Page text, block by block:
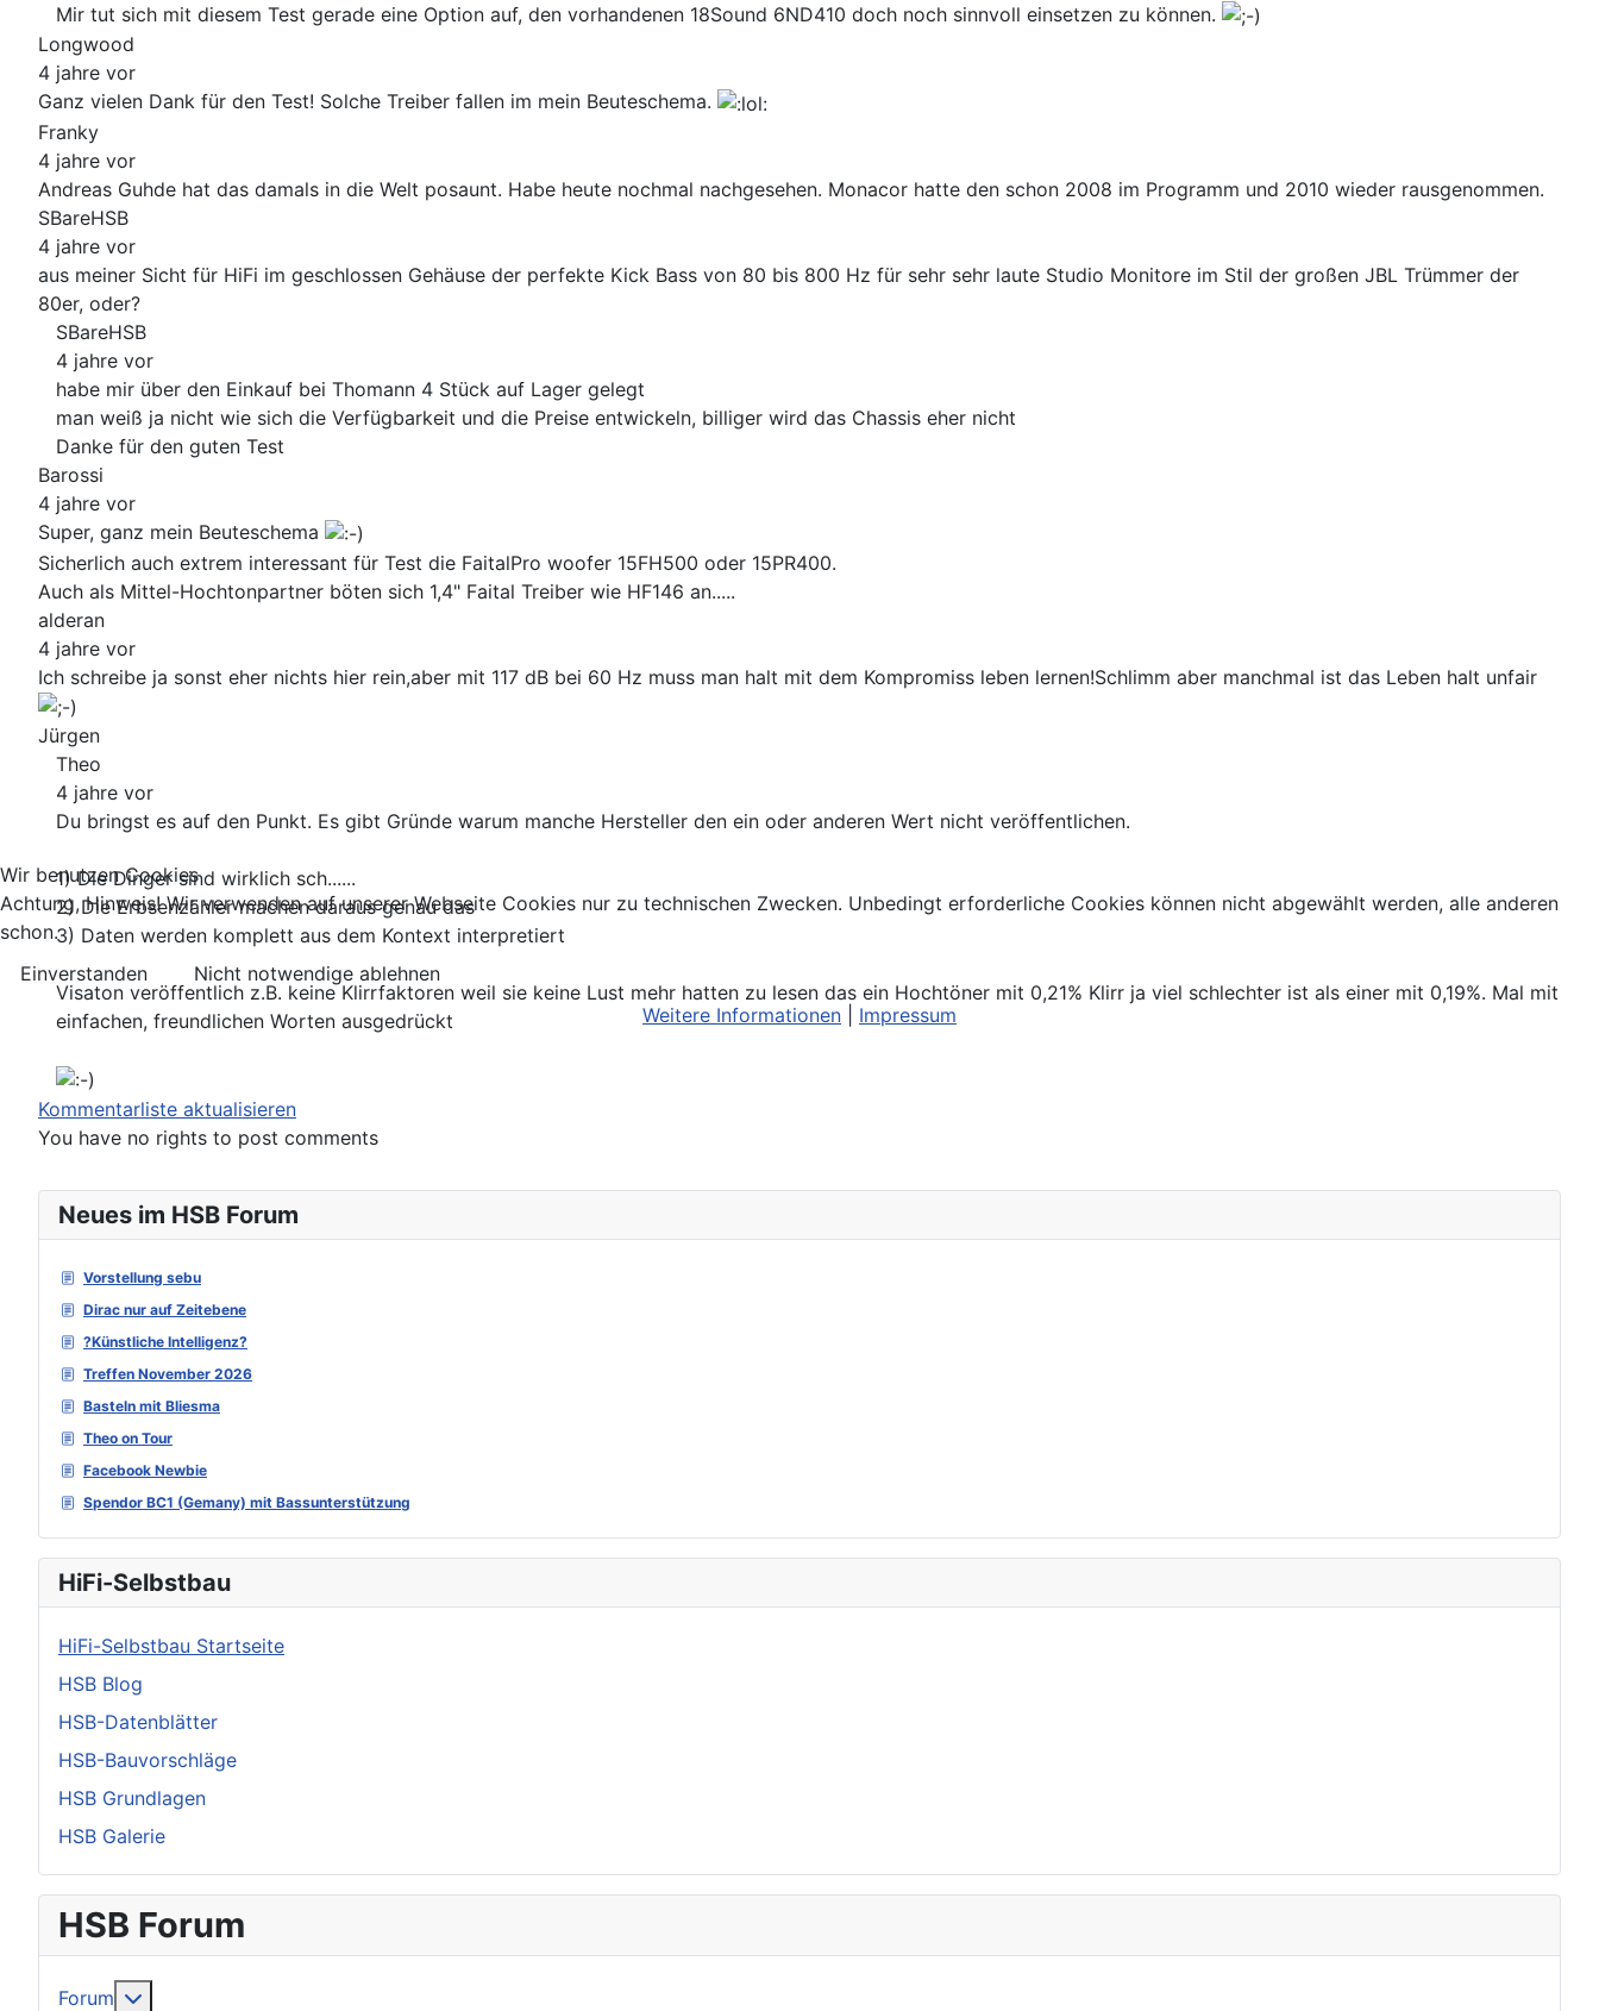
Neues im HSB Forum
Vorstellung sebu
Dirac nur auf Zeitebene
?Künstliche Intelligenz?
Treffen November 2026
Basteln mit Bliesma
Theo on Tour
Facebook Newbie
Spendor BC1 (Gemany) mit Bassunterstützung
HiFi-Selbstbau
HiFi-Selbstbau Startseite
HSB Blog
HSB-Datenblätter
HSB-Bauvorschläge
HSB Grundlagen
HSB Galerie
HSB Forum
Forum
Mir tut sich mit diesem Test gerade eine Option auf, den vorhandenen 18Sound 6ND410 doch noch sinnvoll einsetzen zu können.
Longwood
4 jahre vor
Ganz vielen Dank für den Test! Solche Treiber fallen im mein Beuteschema.
Franky
4 jahre vor
Andreas Guhde hat das damals in die Welt posaunt. Habe heute nochmal nachgesehen. Monacor hatte den schon 2008 im Programm und 2010 wieder rausgenommen.
SBareHSB
4 jahre vor
aus meiner Sicht für HiFi im geschlossen Gehäuse der perfekte Kick Bass von 80 bis 800 Hz für sehr sehr laute Studio Monitore im Stil der großen JBL Trümmer der
80er, oder?
SBareHSB
4 jahre vor
habe mir über den Einkauf bei Thomann 4 Stück auf Lager gelegt
man weiß ja nicht wie sich die Verfügbarkeit und die Preise entwickeln, billiger wird das Chassis eher nicht
Danke für den guten Test
Barossi
4 jahre vor
Super, ganz mein Beuteschema
Sicherlich auch extrem interessant für Test die FaitalPro woofer 15FH500 oder 15PR400.
Auch als Mittel-Hochtonpartner böten sich 1,4" Faital Treiber wie HF146 an.....
alderan
4 jahre vor
Ich schreibe ja sonst eher nichts hier rein,aber mit 117 dB bei 60 Hz muss man halt mit dem Kompromiss leben lernen!Schlimm aber manchmal ist das Leben halt unfair
Jürgen
Theo
4 jahre vor
Du bringst es auf den Punkt. Es gibt Gründe warum manche Hersteller den ein oder anderen Wert nicht veröffentlichen.
1) Die Dinger sind wirklich sch......
2) Die Erbsenzähler machen daraus genau das
3) Daten werden komplett aus dem Kontext interpretiert
Visaton veröffentlich z.B. keine Klirrfaktoren weil sie keine Lust mehr hatten zu lesen das ein Hochtöner mit 0,21% Klirr ja viel schlechter ist als einer mit 0,19%. Mal mit
einfachen, freundlichen Worten ausgedrückt
Kommentarliste aktualisieren
You have no rights to post comments
Wir benutzen Cookies
Achtung, Hinweis! Wir verwenden auf unserer Webseite Cookies nur zu technischen Zwecken. Unbedingt erforderliche Cookies können nicht abgewählt werden, alle anderen
schon.
Einverstanden
Nicht notwendige ablehnen
Weitere Informationen
Impressum